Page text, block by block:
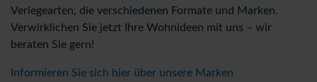
Verlegearten, die verschiedenen Formate und Marken.
Verwirklichen Sie jetzt Ihre Wohnideen mit uns – wir
beraten Sie gern!
Informieren Sie sich hier über unsere Marken